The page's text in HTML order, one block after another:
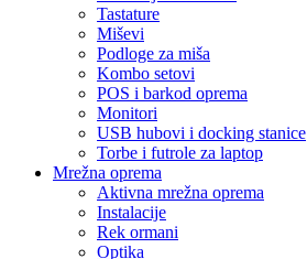
Tastature
Miševi
Podloge za miša
Kombo setovi
POS i barkod oprema
Monitori
USB hubovi i docking stanice
Torbe i futrole za laptop
Mrežna oprema
Aktivna mrežna oprema
Instalacije
Rek ormani
Optika